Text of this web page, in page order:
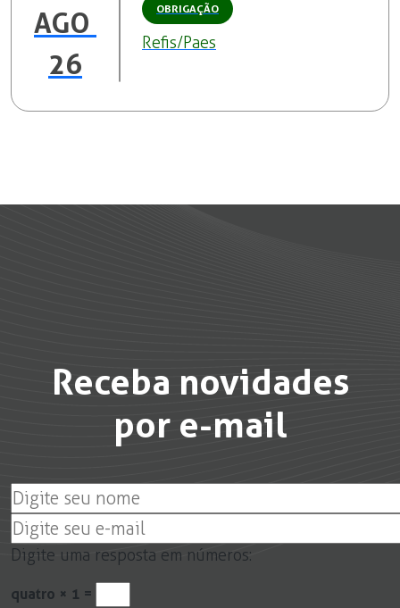
AGO
26
OBRIGAÇÃO
Refis/Paes
Receba novidades
por e-mail
Digite uma resposta em números:
quatro × 1 =